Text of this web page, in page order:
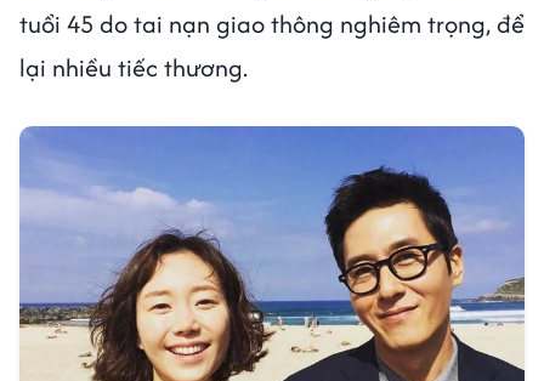
tuổi 45 do tai nạn giao thông nghiêm trọng, để
lại nhiều tiếc thương.